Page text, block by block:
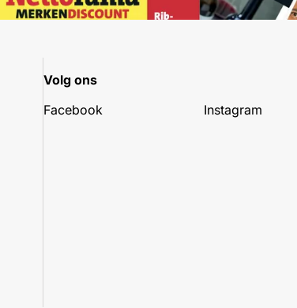
Volg ons
Facebook
Instagram